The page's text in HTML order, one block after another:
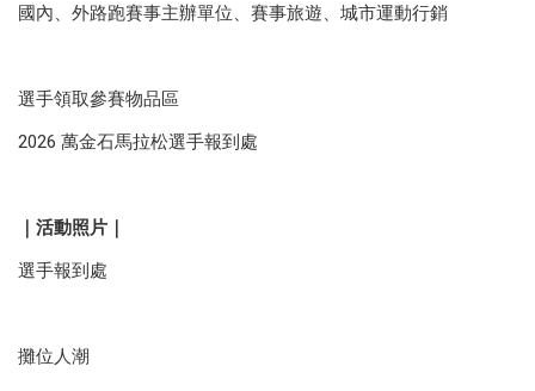
國內、外路跑賽事主辦單位、賽事旅遊、城市運動行銷
選手領取參賽物品區
2026 萬金石馬拉松選手報到處
｜活動照片｜
選手報到處
攤位人潮